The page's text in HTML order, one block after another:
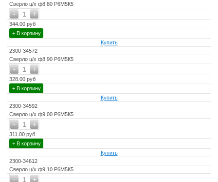
Сверло ц/х ф8,80 Р6М5К5
+
- 1
344.00 руб
+ В корзину
Купить
2300-34572
Сверло ц/х ф8,90 Р6М5К5
+
- 1
328.00 руб
+ В корзину
Купить
2300-34592
Сверло ц/х ф9,00 Р6М5К5
+
- 1
311.00 руб
+ В корзину
Купить
2300-34612
Сверло ц/х ф9,10 Р6М5К5
+
- 1